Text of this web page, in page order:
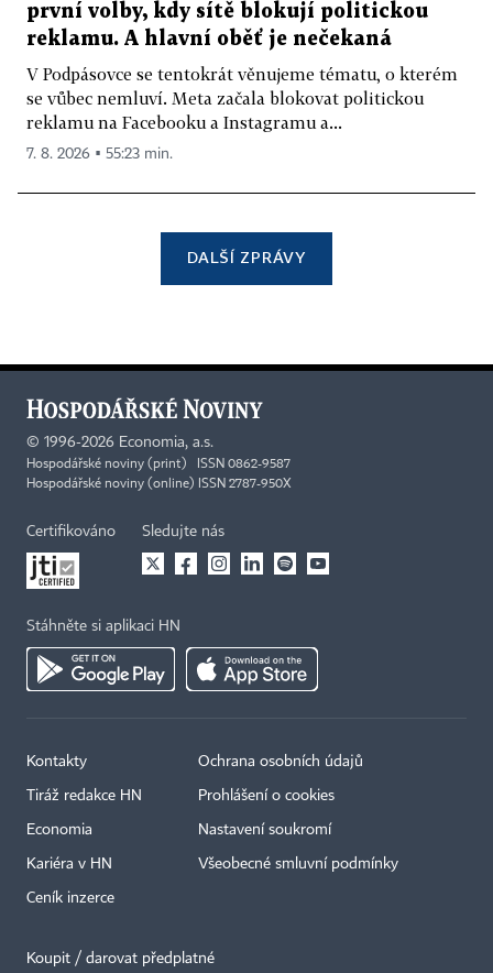
první volby, kdy sítě blokují politickou
reklamu. A hlavní oběť je nečekaná
V Podpásovce se tentokrát věnujeme tématu, o kterém
se vůbec nemluví. Meta začala blokovat politickou
reklamu na Facebooku a Instagramu a...
7. 8. 2026 ▪ 55:23 min.
DALŠÍ ZPRÁVY
© 1996-2026 Economia, a.s.
Hospodářské noviny (print) ISSN 0862-9587
Hospodářské noviny (online) ISSN 2787-950X
Certifikováno Sledujte nás
Stáhněte si aplikaci HN
Kontakty
Tiráž redakce HN
Economia
Kariéra v HN
Ceník inzerce
Ochrana osobních údajů
Prohlášení o cookies
Nastavení soukromí
Všeobecné smluvní podmínky
Koupit / darovat předplatné